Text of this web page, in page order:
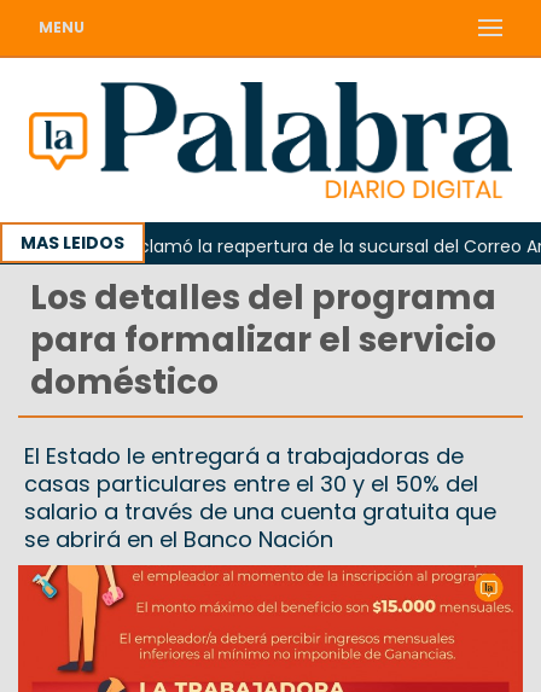
MENU
MAS LEIDOS
Odarda reclamó la reapertura de la sucursal del Correo
Los detalles del programa
para formalizar el servicio
doméstico
El Estado le entregará a trabajadoras de
casas particulares entre el 30 y el 50% del
salario a través de una cuenta gratuita que
se abrirá en el Banco Nación